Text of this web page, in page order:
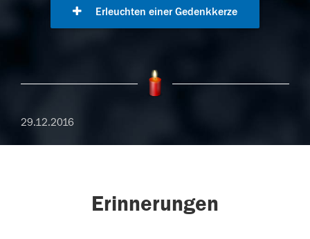
Erleuchten einer Gedenkkerze
29.12.2016
Erinnerungen